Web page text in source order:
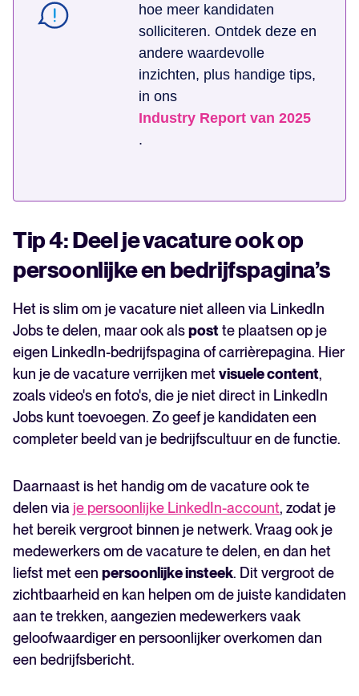
hoe meer kandidaten
solliciteren. Ontdek deze en
andere waardevolle
inzichten, plus handige tips,
in ons
Industry Report van 2025
.
Tip 4: Deel je vacature ook op
persoonlijke en bedrijfspagina’s
Het is slim om je vacature niet alleen via LinkedIn
Jobs te delen, maar ook alspostte plaatsen op je
eigen LinkedIn-bedrijfspagina of carrièrepagina. Hier
kun je de vacature verrijken metvisuele content,
zoals video's en foto's, die je niet direct in LinkedIn
Jobs kunt toevoegen. Zo geef je kandidaten een
completer beeld van je bedrijfscultuur en de functie.
Daarnaast is het handig om de vacature ook te
delen via je persoonlijke LinkedIn-account, zodat je
het bereik vergroot binnen je netwerk. Vraag ook je
medewerkers om de vacature te delen, en dan het
liefst met een persoonlijke insteek. Dit vergroot de
zichtbaarheid en kan helpen om de juiste kandidaten
aan te trekken, aangezien medewerkers vaak
geloofwaardiger en persoonlijker overkomen dan
een bedrijfsbericht.